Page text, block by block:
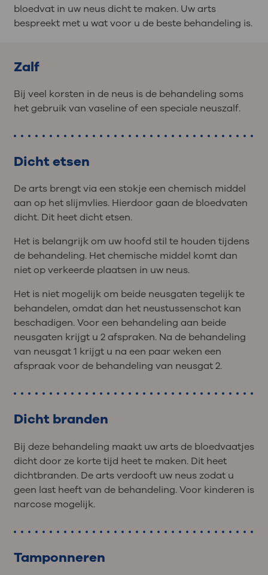
bloedvat in uw neus dicht te maken. Uw arts
bespreekt met u wat voor u de beste behandeling is.
Zalf
Bij veel korsten in de neus is de behandeling soms
het gebruik van vaseline of een speciale neuszalf.
Dicht etsen
De arts brengt via een stokje een chemisch middel
aan op het slijmvlies. Hierdoor gaan de bloedvaten
dicht. Dit heet dicht etsen.
Het is belangrijk om uw hoofd stil te houden tijdens
de behandeling. Het chemische middel komt dan
niet op verkeerde plaatsen in uw neus.
Het is niet mogelijk om beide neusgaten tegelijk te
behandelen, omdat dan het neustussenschot kan
beschadigen. Voor een behandeling aan beide
neusgaten krijgt u 2 afspraken. Na de behandeling
van neusgat 1 krijgt u na een paar weken een
afspraak voor de behandeling van neusgat 2.
Dicht branden
Bij deze behandeling maakt uw arts de bloedvaatjes
dicht door ze korte tijd heet te maken. Dit heet
dichtbranden. De arts verdooft uw neus zodat u
geen last heeft van de behandeling. Voor kinderen is
narcose mogelijk.
Tamponneren